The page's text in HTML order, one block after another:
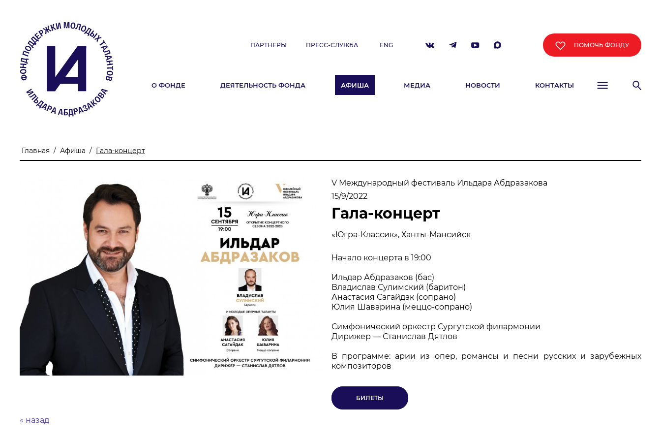
О ФОНДЕ
Учредители
Миссия
ДЕЯТЕЛЬНОСТЬ ФОНДА
Клуб меценатов
НОВОСТИ ПАРТНЕРЫ
ПРЕСС-СЛУЖБА КОНТАКТЫ
+7 (915) 490-33-00
info@iafoundation.ru
109544, Россия, г. Москва, ул. Школьная, 27 стр. 1
ПОМОЧЬ ФОНДУ
ПАРТНЕРЫ ПРЕСС-СЛУЖБА ENG ПОМОЧЬ ФОНДУ
О ФОНДЕ ДЕЯТЕЛЬНОСТЬ ФОНДА АФИША МЕДИА НОВОСТИ КОНТАКТЫ
Главная / Афиша / Гала-концерт
V Международный фестиваль Ильдара Абдразакова
15/9/2022
Гала-концерт
«Югра-Классик», Ханты-Мансийск
Начало концерта в 19:00
Ильдар Абдразаков (бас)
Владислав Сулимский (баритон)
Анастасия Сагайдак (сопрано)
Юлия Шаварина (меццо-сопрано)
Симфонический оркестр Сургутской филармонии
Дирижер — Станислав Дятлов
В программе: арии из опер, романсы и песни русских и зарубежных
композиторов
БИЛЕТЫ
« назад